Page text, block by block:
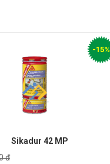
Sikadur 42 MP
đ
-15%